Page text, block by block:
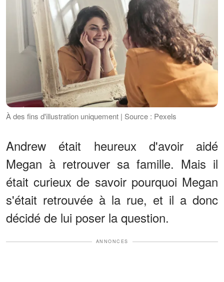
À des fins d'illustration uniquement | Source : Pexels
Andrew était heureux d'avoir aidé
Megan à retrouver sa famille. Mais il
était curieux de savoir pourquoi Megan
s'était retrouvée à la rue, et il a donc
décidé de lui poser la question.
ANNONCES